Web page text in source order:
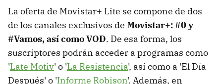
La oferta de Movistar+ Lite se compone de dos
de los canales exclusivos de Movistar+: #0 y
#Vamos, así como VOD. De esa forma, los
suscriptores podrán acceder a programas como
'Late Motiv' o 'La Resistencia', así como a 'El Día
Después' o 'Informe Robison'. Además, en